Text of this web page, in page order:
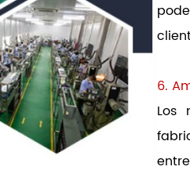
6.
Los